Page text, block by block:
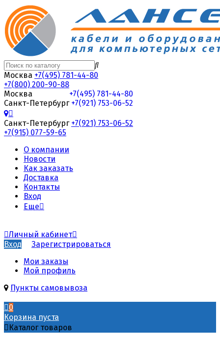
Москва +7(495) 781-44-80
+7(800) 200-90-88
Москва
+7(495) 781-44-80
Санкт-Петербург +7(921) 753-06-52
Санкт-Петербург +7(921) 753-06-52
+7(915) 077-59-65
О компании
Новости
Как заказать
Доставка
Контакты
Вход
Еще
Личный кабинет
Вход
Зарегистрироваться
Мои заказы
Мой профиль
Пункты самовывоза
0
Корзина пуста
Каталог товаров